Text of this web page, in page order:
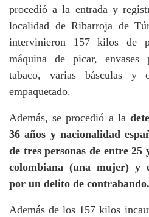
procedió a la entrada y
localidad de Ribarroja de
intervinieron 157 kilos de
máquina de picar,
tabaco, varias básculas y
empaquetado.
Además, se procedió a la
36 años y nacionalidad
de tres personas de entre 25
colombiana (una mujer) y
por un delito de contrabando.
Además de los 157 kilos